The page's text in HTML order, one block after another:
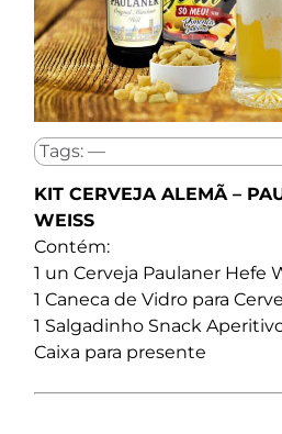
Tags: —
KIT CERVEJA ALEMÃ –
WEISS
Contém:
1 un Cerveja Paulaner Hefe
1 Caneca de Vidro para
1 Salgadinho Snack
Caixa para presente